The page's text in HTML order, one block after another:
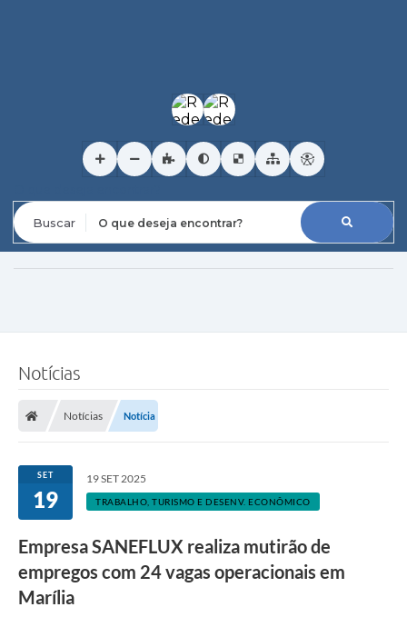
Notícias
Notícias Notícia
SET
19
19 SET 2025
TRABALHO, TURISMO E DESENV. ECONÔMICO
Empresa SANEFLUX realiza mutirão de
empregos com 24 vagas operacionais em
Marília